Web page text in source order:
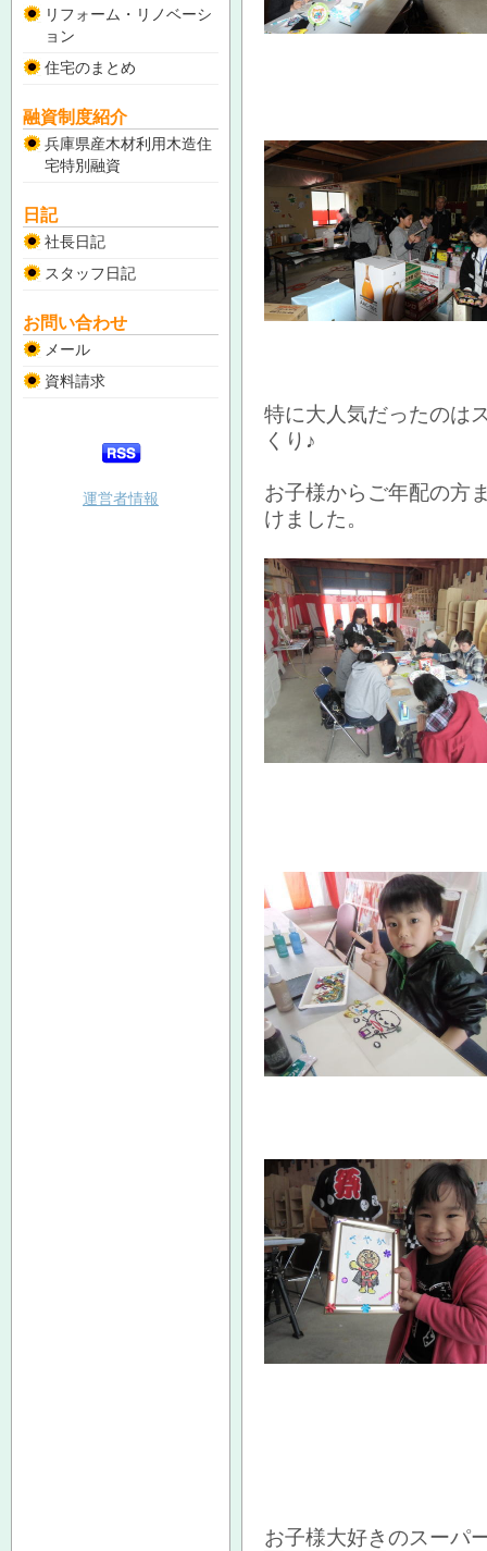
リフォーム・リノベーシ
ョン
住宅のまとめ
融資制度紹介
兵庫県産木材利用木造住
宅特別融資
日記
社長日記
スタッフ日記
お問い合わせ
メール
資料請求
運営者情報
特に大人気だったのは
くり♪
お子様からご年配の方
けました。
お子様大好きのスーパ